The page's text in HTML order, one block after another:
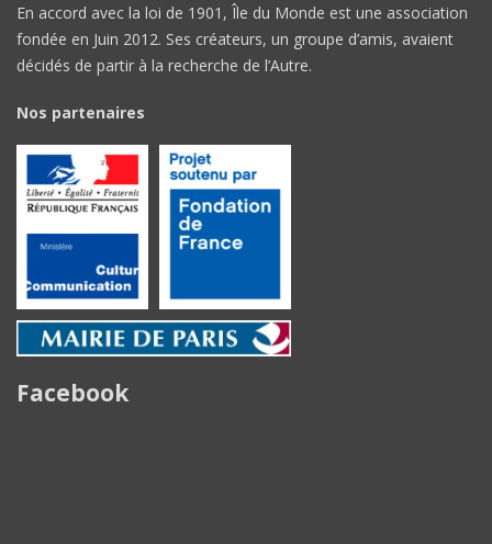
En accord avec la loi de 1901, Île du Monde est une association
fondée en Juin 2012. Ses créateurs, un groupe d’amis, avaient
décidés de partir à la recherche de l’Autre.
Nos partenaires
Facebook